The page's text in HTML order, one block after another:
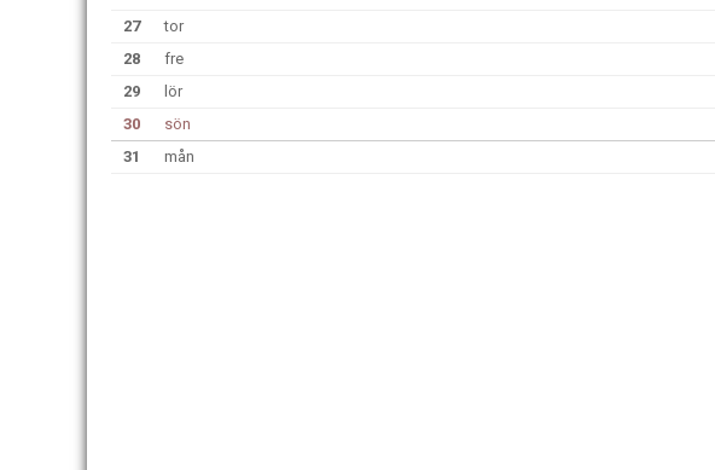
27
tor
28
fre
29
lör
30
sön
31 mån